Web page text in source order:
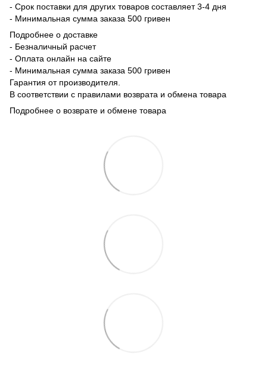
- Срок поставки для других товаров составляет 3-4 дня
- Минимальная сумма заказа 500 гривен
Подробнее о доставке
- Безналичный расчет
- Оплата онлайн на сайте
- Минимальная сумма заказа 500 гривен
Гарантия от производителя.
В соответствии с правилами возврата и обмена товара
Подробнее о возврате и обмене товара